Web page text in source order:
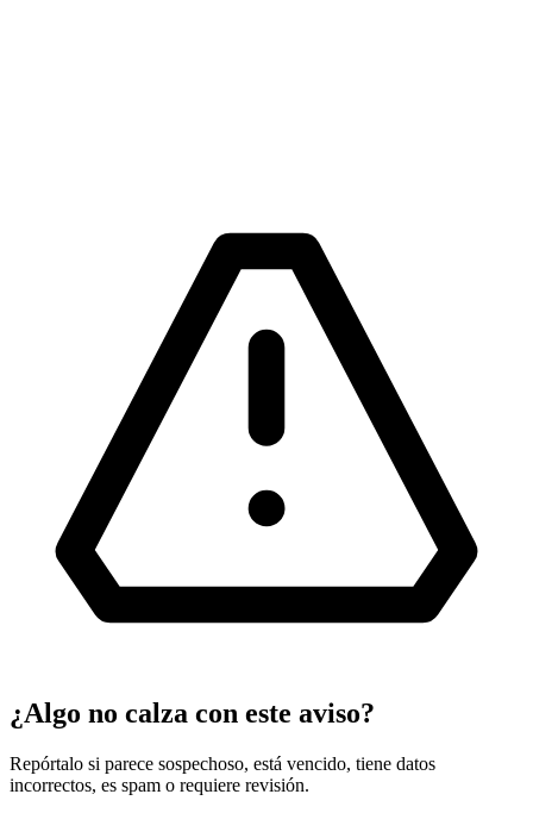
¿Algo no calza con este aviso?
Repórtalo si parece sospechoso, está vencido, tiene datos
incorrectos, es spam o requiere revisión.